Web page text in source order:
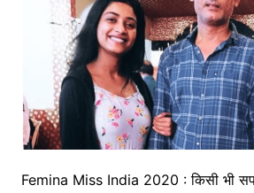
Femina Miss India 2020 : किसी भी